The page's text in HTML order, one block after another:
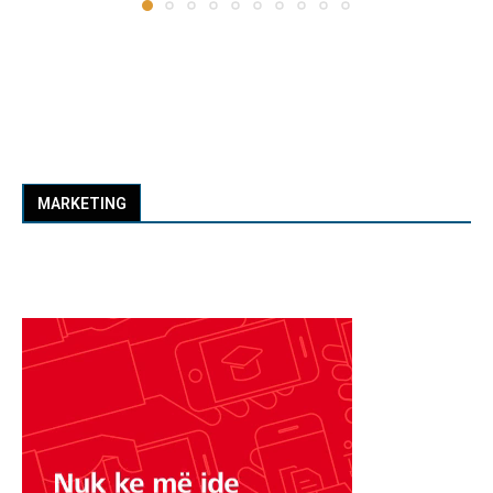
MARKETING